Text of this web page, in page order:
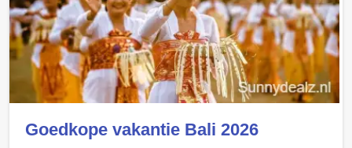
Goedkope vakantie Bali 2026